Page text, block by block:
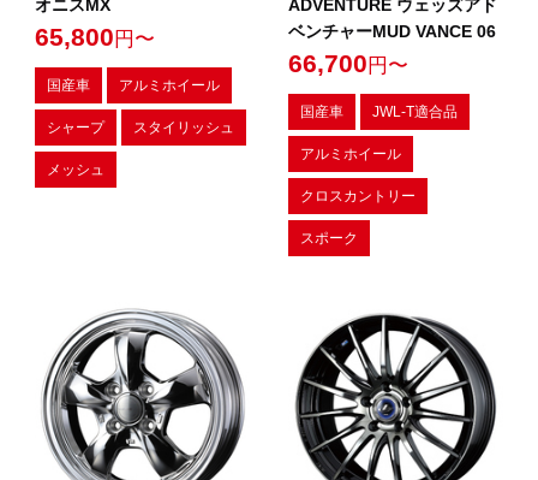
オニスMX
65,800 円〜
国産車 アルミホイール
シャープ スタイリッシュ
メッシュ
ADVENTURE ウェッズアド
ベンチャーMUD VANCE 06
66,700 円〜
国産車 JWL-T適合品
アルミホイール
クロスカントリー
スポーク